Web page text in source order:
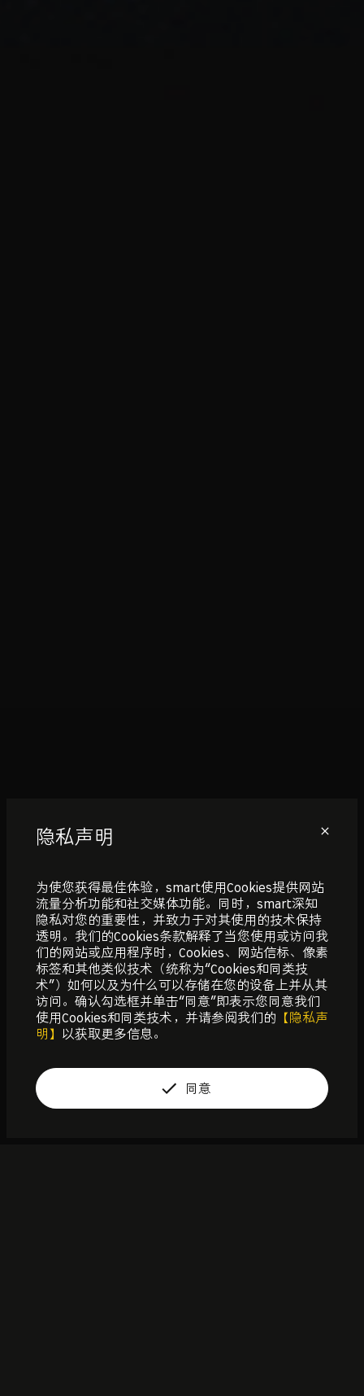
隐私声明
为使您获得最佳体验，smart使用Cookies提供网站
流量分析功能和社交媒体功能。同时，smart深知
隐私对您的重要性，并致力于对其使用的技术保持
透明。我们的Cookies条款解释了当您使用或访问我
们的网站或应用程序时，Cookies、网站信标、像素
标签和其他类似技术（统称为“Cookies和同类技
术”）如何以及为什么可以存储在您的设备上并从其
访问。确认勾选框并单击“同意”即表示您同意我们
使用Cookies和同类技术，并请参阅我们的 【隐私声
明】 以获取更多信息。
同意